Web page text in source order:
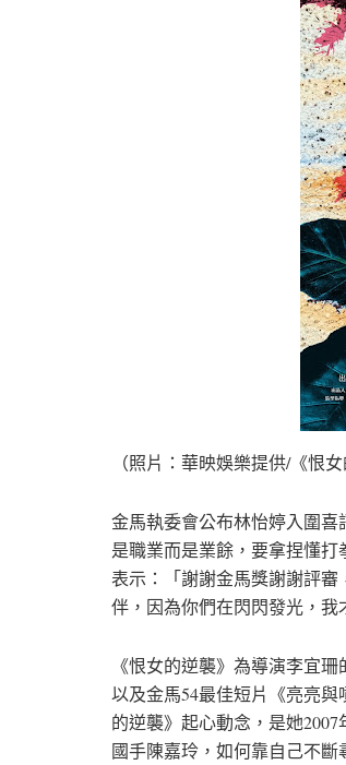
（照片：華映娛樂提供/《恨
金馬執委會公布林怡婷入圍
是職業而是業餘，要拿捏懂
表示：「謝謝金馬獎謝謝評
伴，因為你們在閃閃發光，我
《恨女的逆襲》為導演李宜
以及金馬54最佳短片《亮亮
的逆襲》起心動念，是她
國手陳嘉玲，如何靠自己不